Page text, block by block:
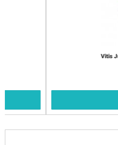
Vitis Junior Gel